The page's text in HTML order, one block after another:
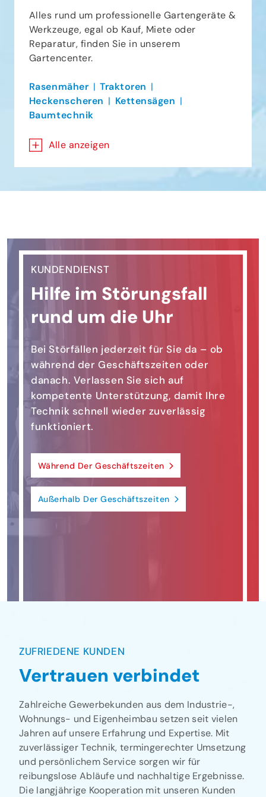
Alles rund um professionelle Gartengeräte &
Werkzeuge, egal ob Kauf, Miete oder
Reparatur, finden Sie in unserem
Gartencenter.
Rasenmäher
Traktoren
Heckenscheren
Kettensägen
Baumtechnik
Alle anzeigen
KUNDENDIENST
Hilfe im Störungsfall
rund um die Uhr
Bei Störfällen jederzeit für Sie da – ob
während der Geschäftszeiten oder
danach. Verlassen Sie sich auf
kompetente Unterstützung, damit Ihre
Technik schnell wieder zuverlässig
funktioniert.
Während Der Geschäftszeiten
Außerhalb Der Geschäftszeiten
ZUFRIEDENE KUNDEN
Vertrauen verbindet
Zahlreiche Gewerbekunden aus dem Industrie-,
Wohnungs- und Eigenheimbau setzen seit vielen
Jahren auf unsere Erfahrung und Expertise. Mit
zuverlässiger Technik, termingerechter Umsetzung
und persönlichem Service sorgen wir für
reibungslose Abläufe und nachhaltige Ergebnisse.
Die langjährige Kooperation mit unseren Kunden